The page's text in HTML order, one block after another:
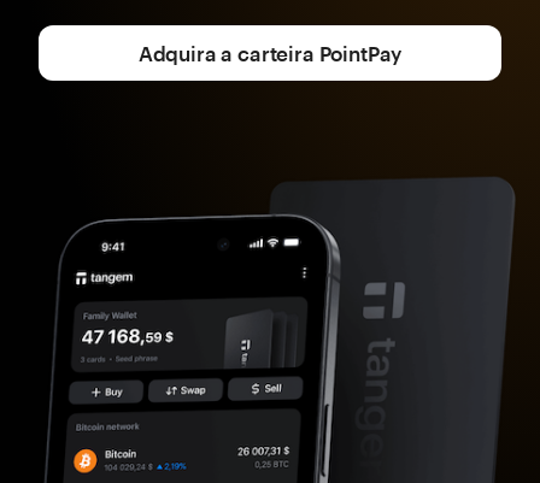
Adquira a carteira PointPay